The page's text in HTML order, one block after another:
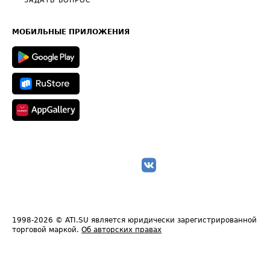
Техническая информация
МОБИЛЬНЫЕ ПРИЛОЖЕНИЯ
1998-2026 © ATI.SU является юридически зарегистрированной
торговой маркой. Об авторских правах